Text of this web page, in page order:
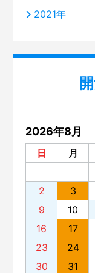
2021年
2026年8月
日 月
2
3
9
10
16
17
23
24
30
31